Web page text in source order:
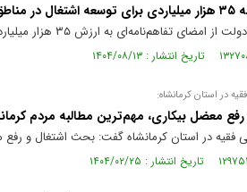
برخوردار
به ارزش ۳۵ هزار میلیارد تومان برای توسعه اشتغال در مناطق کمتر برخوردار خبر داد.
در استان کرمانشاه:
رفع معضل بیکاری، مهم‌ترین مطالبه مردم
فقیه در استان کرمانشاه گفت: بحث اشتغال و